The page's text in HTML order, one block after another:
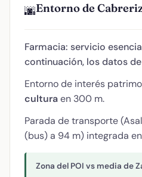
🌆Entorno de
Farmacia: servicio
continuación, los datos
Entorno de interés
culturaen 300 m.
Parada de transporte
(bus) a 94 m) integrada
Zona del POI vs media de